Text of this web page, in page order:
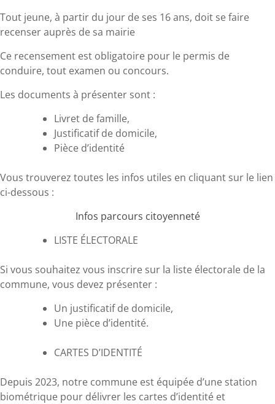
Tout jeune, à partir du jour de ses 16 ans, doit se faire
recenser auprès de sa mairie
Ce recensement est obligatoire pour le permis de
conduire, tout examen ou concours.
Les documents à présenter sont :
Livret de famille,
Justificatif de domicile,
Pièce d’identité
Vous trouverez toutes les infos utiles en cliquant sur le lien
ci-dessous :
Infos parcours citoyenneté
LISTE ÉLECTORALE
Si vous souhaitez vous inscrire sur la liste électorale de la
commune, vous devez présenter :
Un justificatif de domicile,
Une pièce d’identité.
CARTES D’IDENTITÉ
Depuis 2023, notre commune est équipée d’une station
biométrique pour délivrer les cartes d’identité et